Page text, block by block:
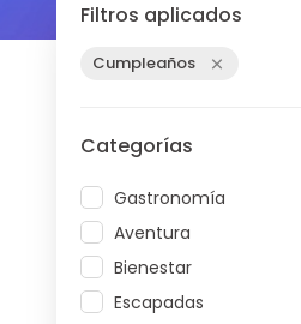
Filtros aplicados
Cumpleaños
Categorías
Gastronomía
Aventura
Bienestar
Escapadas